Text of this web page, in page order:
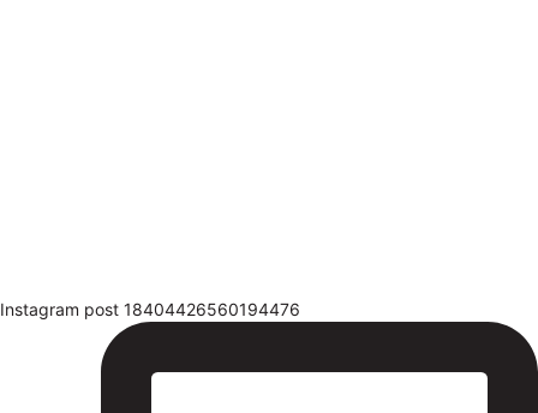
Instagram post 18404426560194476